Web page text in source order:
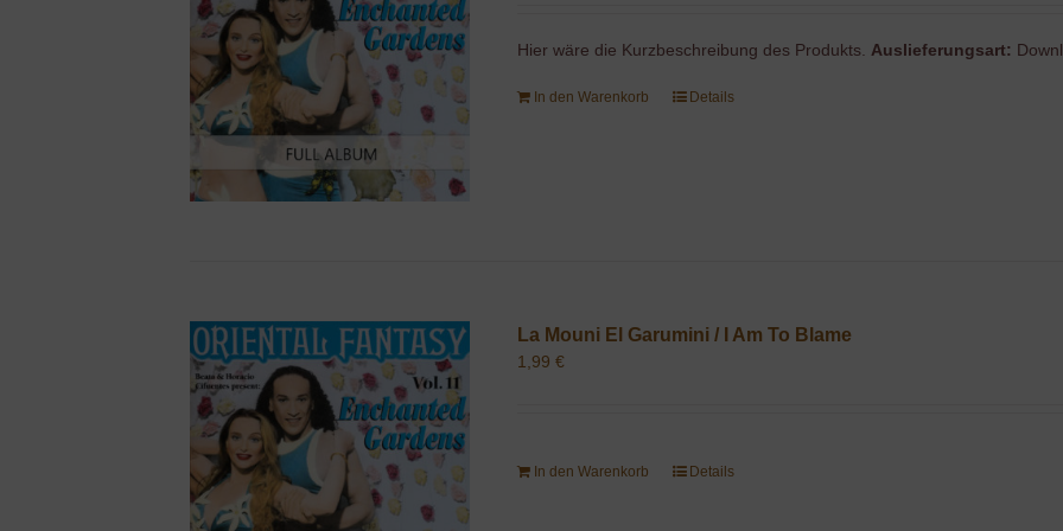
Hier wäre die Kurzbeschreibung des Produkts. Auslieferungsart:
In den Warenkorb Details
La Mouni El Garumini / I Am To Blame
1,99€
In den Warenkorb Details